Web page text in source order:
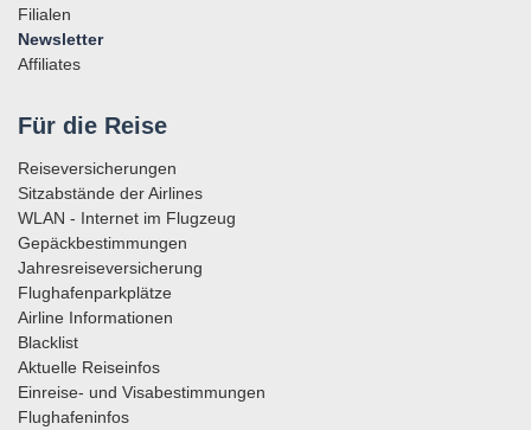
Filialen
Newsletter
Affiliates
Für die Reise
Reiseversicherungen
Sitzabstände der Airlines
WLAN - Internet im Flugzeug
Gepäckbestimmungen
Jahresreiseversicherung
Flughafenparkplätze
Airline Informationen
Blacklist
Aktuelle Reiseinfos
Einreise- und Visabestimmungen
Flughafeninfos